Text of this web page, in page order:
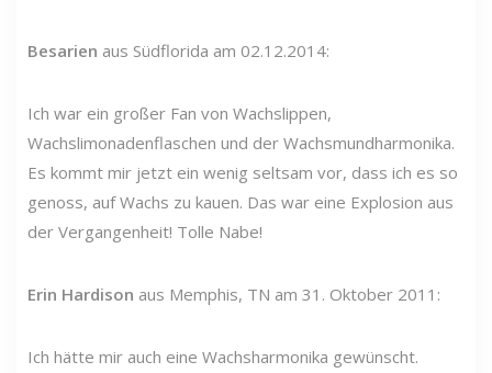
Besarien aus Südflorida am 02.12.2014:
Ich war ein großer Fan von Wachslippen,
Wachslimonadenflaschen und der Wachsmundharmonika.
Es kommt mir jetzt ein wenig seltsam vor, dass ich es so
genoss, auf Wachs zu kauen. Das war eine Explosion aus
der Vergangenheit! Tolle Nabe!
Erin Hardison aus Memphis, TN am 31. Oktober 2011:
Ich hätte mir auch eine Wachsharmonika gewünscht.